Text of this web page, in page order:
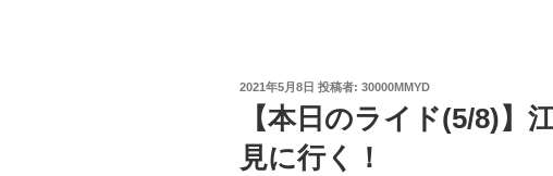
投
2021年5月8日 投稿者: 30000MMYD
【本日のライド(5/8)】
見に行く！